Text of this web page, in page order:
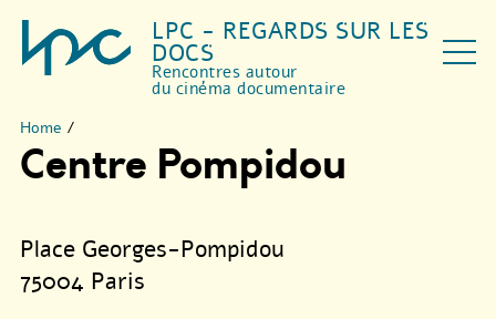
LPC - REGARDS SUR LES
DOCS
Rencontres autour
du cinéma documentaire
Home /
Centre Pompidou
Place Georges-Pompidou
75004 Paris